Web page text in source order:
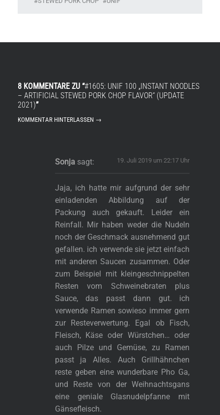
8 KOMMENTARE ZU “#1605: UNIF 100 „INSTANT NOODLES
– ARTIFICIAL STEWED PORK CHOP FLAVOR“ (UPDATE
2021)”
KOMMENTAR HINTERLASSEN →
Sonja sagt: 19. Juli 2019 um 22:17 Uhr
Jaja, ich hatte mir aufgrund der sehr
einladenden Abbildung auf der
Packung auch gekauft. Leider ein
Reinfall. Mir haben weder die Nudeln
noch der Geschmack ausnehmend gut
gefallen. ich verwende sie jetzt einfach
mit anderen Saucen zusammen. Oder
zum Beispiel mit kleingeschnippelten
Resten vom Schweinebraten plus
Sauce, das passt dann gut. ich
verwende Ramen sowieso immer gern
zur Resteverwertung. Egal ob Fisch,
Fleisch, Käse oder Würstchen… oder
auch Pilze und Gemüse, zu Ramen
passt ja Alles. Auch Grillhähnchen
reste geben eine wunderbare Pho Ga,
und Reste von der Weihnachtsgans
eine geniale Glasnudelpfanne mit
Gänsefleisch.